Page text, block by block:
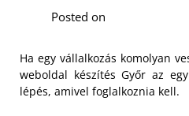
Posted on
Ha egy vállalkozás komolyan
weboldal készítés Győr az
lépés, amivel foglalkoznia kell.